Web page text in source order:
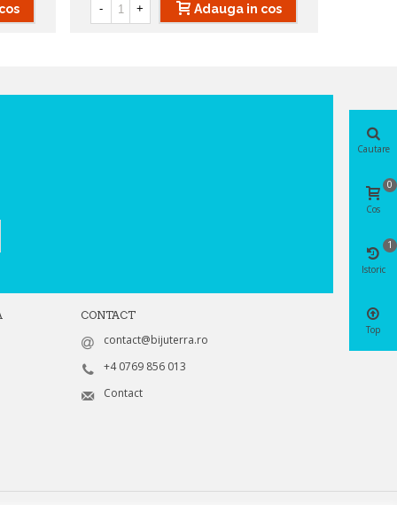
- + Adauga in cos
CONTACT
contact@bijuterra.ro
+4 0769 856 013
Contact
Cautare
Cos
0
Istoric
1
Top